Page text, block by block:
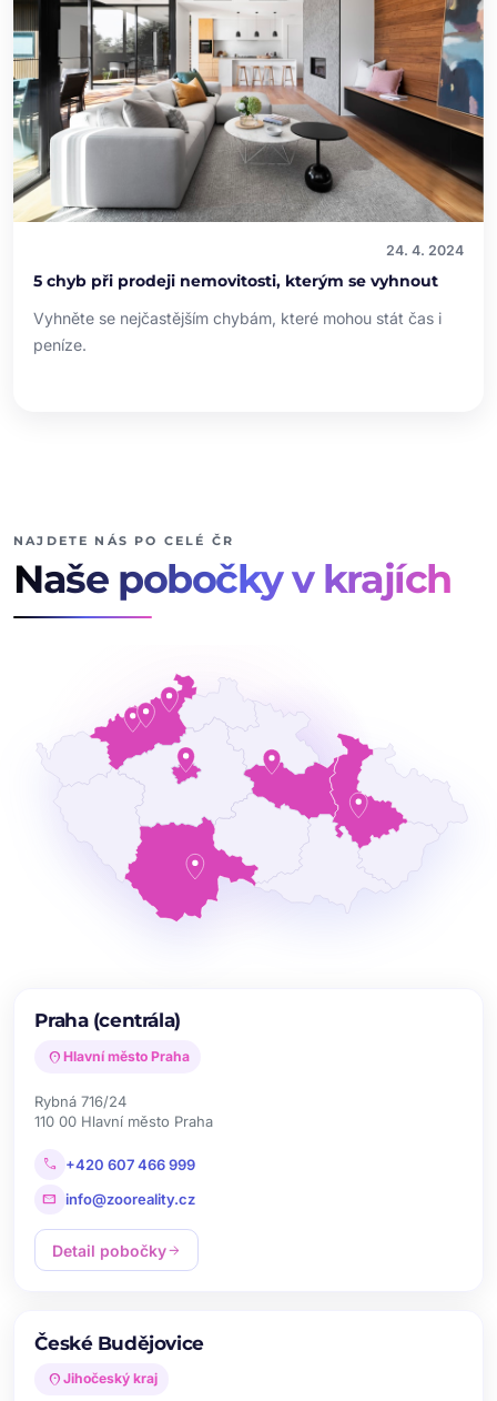
24. 4. 2024
5 chyb při prodeji nemovitosti, kterým se vyhnout
Vyhněte se nejčastějším chybám, které mohou stát čas i
peníze.
NAJDETE NÁS PO CELÉ ČR
Naše pobočky v krajích
Praha (centrála)
location_on Hlavní město Praha
Rybná 716/24
110 00 Hlavní město Praha
call +420 607 466 999
mail info@zooreality.cz
Detail pobočkyarrow_forward
České Budějovice
location_on Jihočeský kraj